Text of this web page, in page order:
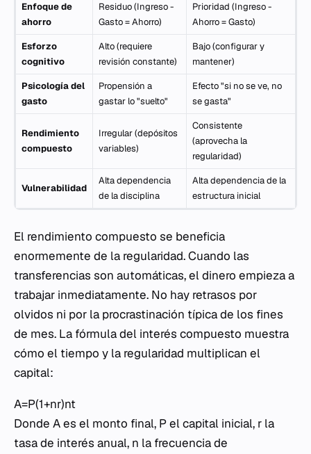
Enfoque de
ahorro
Residuo (Ingreso -
Gasto = Ahorro)
Prioridad (Ingreso -
Ahorro = Gasto)
Esforzo
cognitivo
Alto (requiere
revisión constante)
Bajo (configurar y
mantener)
Psicología del
gasto
Propensión a
gastar lo "suelto"
Efecto "si no se ve, no
se gasta"
Rendimiento
compuesto
Irregular (depósitos
variables)
Consistente
(aprovecha la
regularidad)
Vulnerabilidad
Alta dependencia
de la disciplina
Alta dependencia de la
estructura inicial
El rendimiento compuesto se beneficia
enormemente de la regularidad. Cuando las
transferencias son automáticas, el dinero empieza a
trabajar inmediatamente. No hay retrasos por
olvidos ni por la procrastinación típica de los fines
de mes. La fórmula del interés compuesto muestra
cómo el tiempo y la regularidad multiplican el
capital:
A=P(1+nr​)nt
Donde Aes el monto final, Pel capital inicial, r la
tasa de interés anual, n la frecuencia de